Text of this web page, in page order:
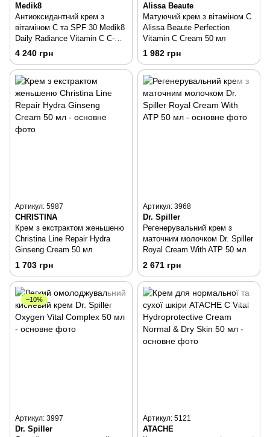
Medik8
Антиоксидантний крем з
вітаміном C та SPF 30 Medik8
Daily Radiance Vitamin C C-
Tetra Cream SPF 30 50 мл
4 240 грн
Alissa Beaute
Матуючий крем з вітаміном C
Alissa Beaute Perfection
Vitamin C Cream 50 мл
1 982 грн
Артикул: 5987
CHRISTINA
Крем з екстрактом женьшеню
Christina Line Repair Hydra
Ginseng Cream 50 мл
1 703 грн
Артикул: 3968
Dr. Spiller
Регенерувальний крем з
маточним молочком Dr. Spiller
Royal Cream With ATP 50 мл
2 671 грн
−10%
Артикул: 3997
Dr. Spiller
Артикул: 5121
ATACHE